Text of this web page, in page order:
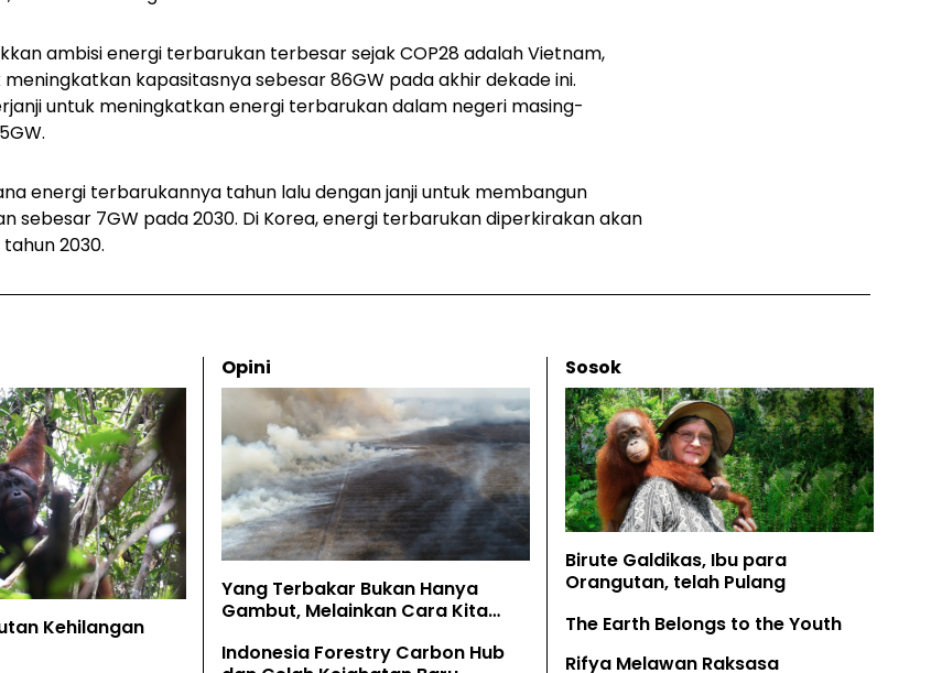
ambisi energi terbarukan terbesar sejak COP28 adalah Vietnam,
kapasitasnya sebesar 86GW pada akhir dekade ini.
untuk meningkatkan energi terbarukan dalam negeri masing-
energi terbarukannya tahun lalu dengan janji untuk membangun
sebesar 7GW pada 2030. Di Korea, energi terbarukan diperkirakan akan
2030.
Kehilangan
Opini
Yang Terbakar Bukan Hanya
Gambut, Melainkan Cara Kita
Indonesia Forestry Carbon Hub
Sosok
Birute Galdikas, Ibu para
Orangutan, telah Pulang
The Earth Belongs to the Youth
Rifya Melawan Raksasa